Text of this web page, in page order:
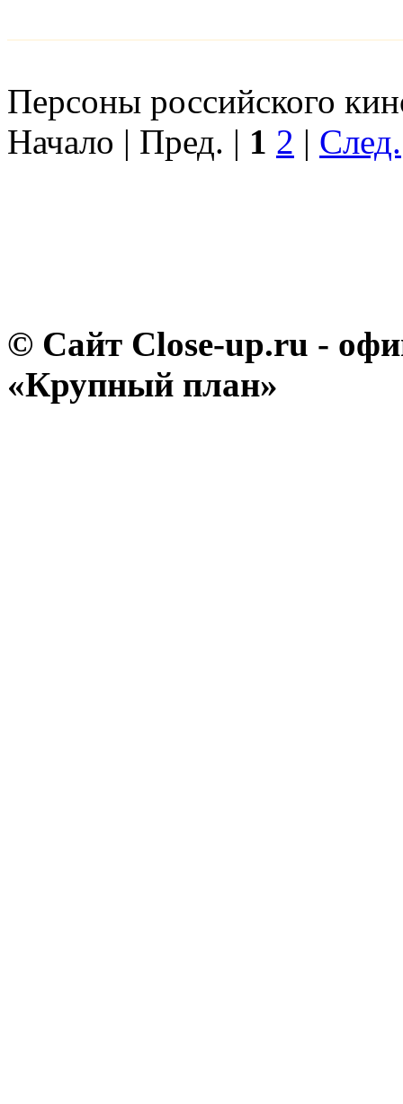
Персоны российского
Начало | Пред. | 1 2 | След.
© Сайт Close-up.ru -
«Крупный план»